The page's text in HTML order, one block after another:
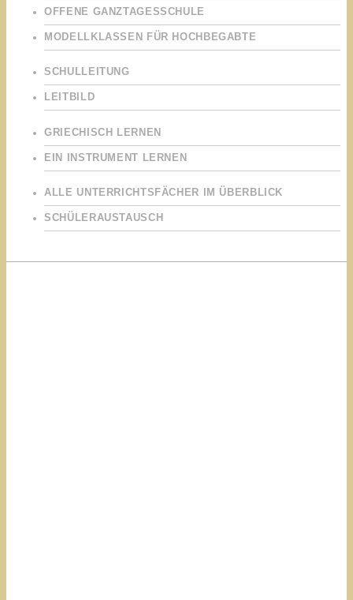
OFFENE GANZTAGESSCHULE
MODELLKLASSEN FÜR HOCHBEGABTE
SCHULLEITUNG
LEITBILD
GRIECHISCH LERNEN
EIN INSTRUMENT LERNEN
ALLE UNTERRICHTSFÄCHER IM ÜBERBLICK
SCHÜLERAUSTAUSCH